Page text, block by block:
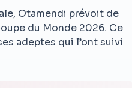
Otamendi prévoit de
du Monde 2026. Ce
adeptes qui l’ont suivi